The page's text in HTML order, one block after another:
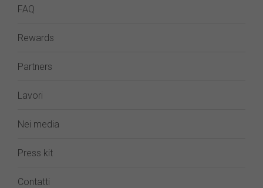
FAQ
Rewards
Partners
Lavori
Nei media
Press kit
Contatti